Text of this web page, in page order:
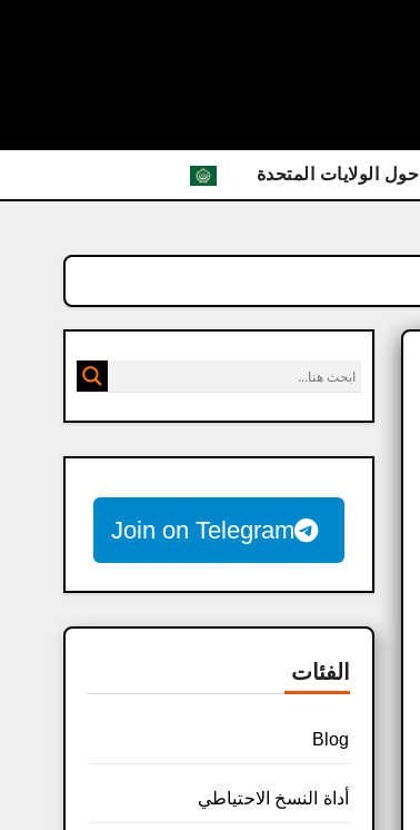
حول الولايات المتحدة
Join on Telegram
الفئات
Blog
أداة النسخ الاحتياطي